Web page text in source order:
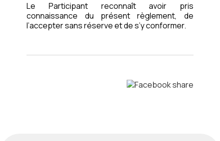
Le Participant reconnaît avoir pris
connaissance du présent règlement, de
l’accepter sans réserve et de s’y conformer.